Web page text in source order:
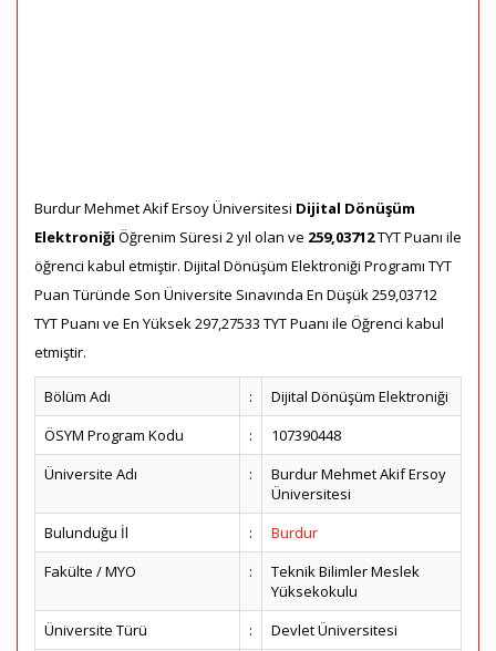
Burdur Mehmet Akif Ersoy Üniversitesi Dijital Dönüşüm
Elektroniği Öğrenim Süresi 2 yıl olan ve 259,03712TYT Puanı ile
öğrenci kabul etmiştir. Dijital Dönüşüm Elektroniği Programı TYT
Puan Türünde Son Üniversite Sınavında En Düşük 259,03712
TYT Puanı ve En Yüksek 297,27533 TYT Puanı ile Öğrenci kabul
etmiştir.
Bölüm Adı :
Dijital Dönüşüm Elektroniği
ÖSYM Program Kodu
:
107390448
Üniversite Adı
:
Burdur Mehmet Akif Ersoy
Üniversitesi
Bulunduğu İl
:
Burdur
Fakülte / MYO
:
Teknik Bilimler Meslek
Yüksekokulu
Üniversite Türü
:
Devlet Üniversitesi